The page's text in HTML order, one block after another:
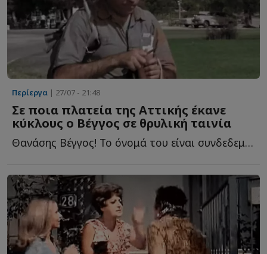
Περίεργα | 27/07 - 21:48
Σε ποια πλατεία της Αττικής έκανε
κύκλους ο Βέγγος σε θρυλική ταινία
Θανάσης Βέγγος! Το όνομά του είναι συνδεδεμένο με ατελείωτες σ...